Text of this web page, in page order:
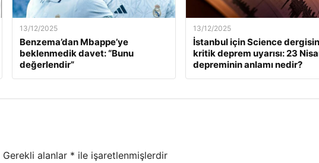
13/12/2025
Benzema’dan Mbappe’ye
beklenmedik davet: “Bunu
değerlendir”
13/12/2025
İstanbul için Science
kritik deprem uyarısı: 23
depreminin anlamı nedir?
Gerekli alanlar * ile işaretlenmişlerdir